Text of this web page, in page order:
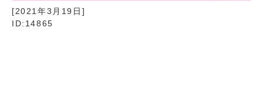
[2021年3月19日]
ID:14865